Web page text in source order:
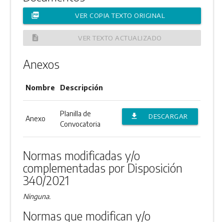
picture_as_pdf VER COPIA TEXTO ORIGINAL
description VER TEXTO ACTUALIZADO
Anexos
Nombre Descripción
Anexo
Planilla de
Convocatoria
file_download
DESCARGAR
Normas modificadas y/o
complementadas por Disposición
340/2021
Ninguna.
Normas que modifican y/o